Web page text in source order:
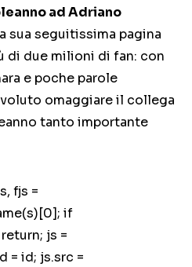
ad Adriano
sua seguitissima pagina
di due milioni di fan: con
e poche parole
omaggiare il collega
tanto importante
fjs =
if
js =
= id; js.src =